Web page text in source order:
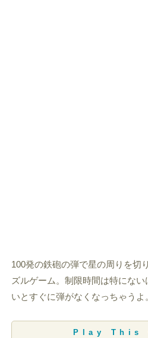
100発の鉄砲の弾で星の周りを切
ズルゲーム。制限時間は特にな
いとすぐに弾がなくなっちゃうよ
Play This